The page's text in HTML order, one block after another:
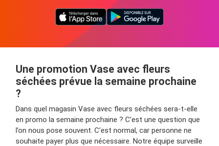
Une promotion Vase avec fleurs
séchées prévue la semaine prochaine
?
Dans quel magasin Vase avec fleurs séchées sera-t-elle
en promo la semaine prochaine ? C’est une question que
l’on nous pose souvent. C’est normal, car personne ne
souhaite payer plus que nécessaire. Notre équipe surveille